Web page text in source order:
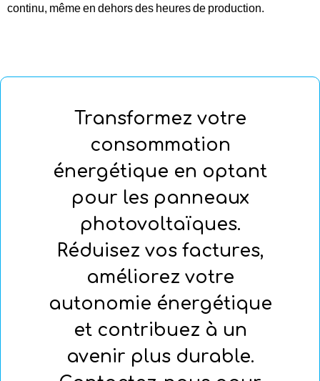
continu, même en dehors des heures de production.
Transformez votre
consommation
énergétique en optant
pour les panneaux
photovoltaïques.
Réduisez vos factures,
améliorez votre
autonomie énergétique
et contribuez à un
avenir plus durable.